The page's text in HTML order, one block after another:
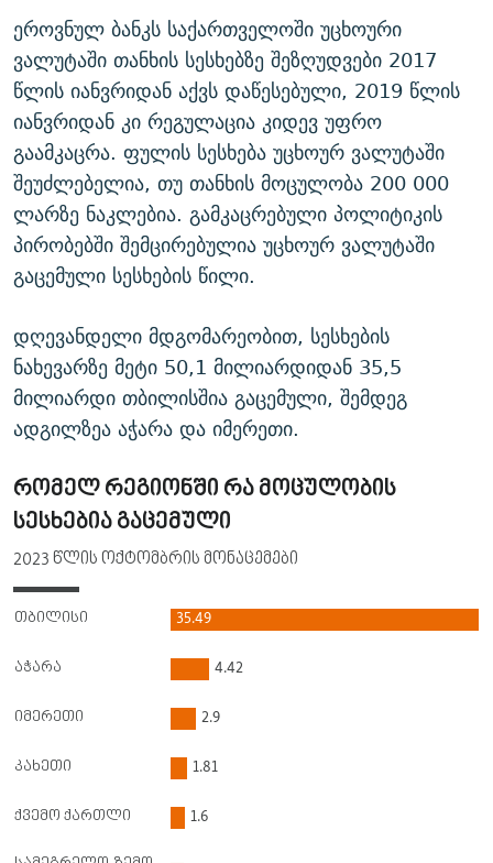
ეროვნულ ბანკს საქართველოში უცხოური
ვალუტაში თანხის სესხებზე შეზღუდვები 2017
წლის იანვრიდან აქვს დაწესებული, 2019 წლის
იანვრიდან კი რეგულაცია კიდევ უფრო
გაამკაცრა. ფულის სესხება უცხოურ ვალუტაში
შეუძლებელია, თუ თანხის მოცულობა 200 000
ლარზე ნაკლებია. გამკაცრებული პოლიტიკის
პირობებში შემცირებულია უცხოურ ვალუტაში
გაცემული სესხების წილი.
დღევანდელი მდგომარეობით, სესხების
ნახევარზე მეტი 50,1 მილიარდიდან 35,5
მილიარდი თბილისშია გაცემული, შემდეგ
ადგილზეა აჭარა და იმერეთი.